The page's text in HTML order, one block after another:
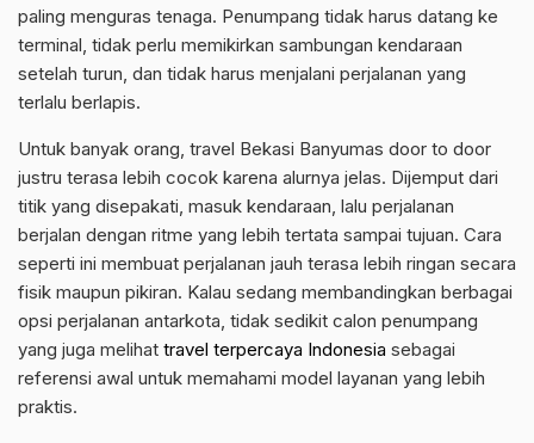
paling menguras tenaga. Penumpang tidak harus datang ke
terminal, tidak perlu memikirkan sambungan kendaraan
setelah turun, dan tidak harus menjalani perjalanan yang
terlalu berlapis.
Untuk banyak orang, travel Bekasi Banyumas door to door
justru terasa lebih cocok karena alurnya jelas. Dijemput dari
titik yang disepakati, masuk kendaraan, lalu perjalanan
berjalan dengan ritme yang lebih tertata sampai tujuan. Cara
seperti ini membuat perjalanan jauh terasa lebih ringan secara
fisik maupun pikiran. Kalau sedang membandingkan berbagai
opsi perjalanan antarkota, tidak sedikit calon penumpang
yang juga melihat travel terpercaya Indonesia sebagai
referensi awal untuk memahami model layanan yang lebih
praktis.